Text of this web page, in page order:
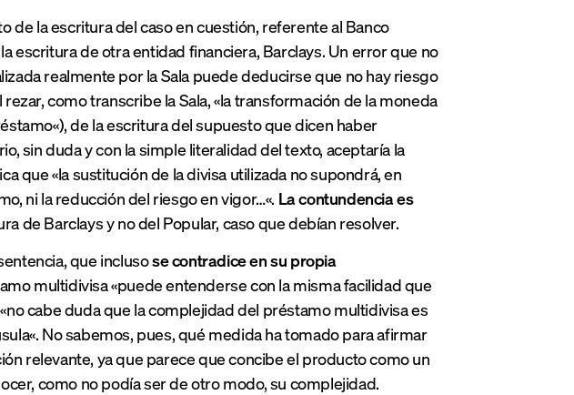
de la escritura del caso en cuestión, referente al Banco
escritura de otra entidad financiera, Barclays. Un error que no
realmente por la Sala puede deducirse que no hay riesgo
como transcribe la Sala, «la transformación de la moneda
«), de la escritura del supuesto que dicen haber
sin duda y con la simple literalidad del texto, aceptaría la
que «la sustitución de la divisa utilizada no supondrá, en
ni la reducción del riesgo en vigor…«. La contundencia es
de Barclays y no del Popular, caso que debían resolver.
que inclusosecontradice en su propia
multidivisa «puede entenderse con la misma facilidad que
no cabe duda que la complejidad del préstamo multidivisa es
«. No sabemos, pues, qué medida ha tomado para afirmar
relevante, ya que parece que concibe el producto como un
como no podía ser de otro modo, su complejidad.